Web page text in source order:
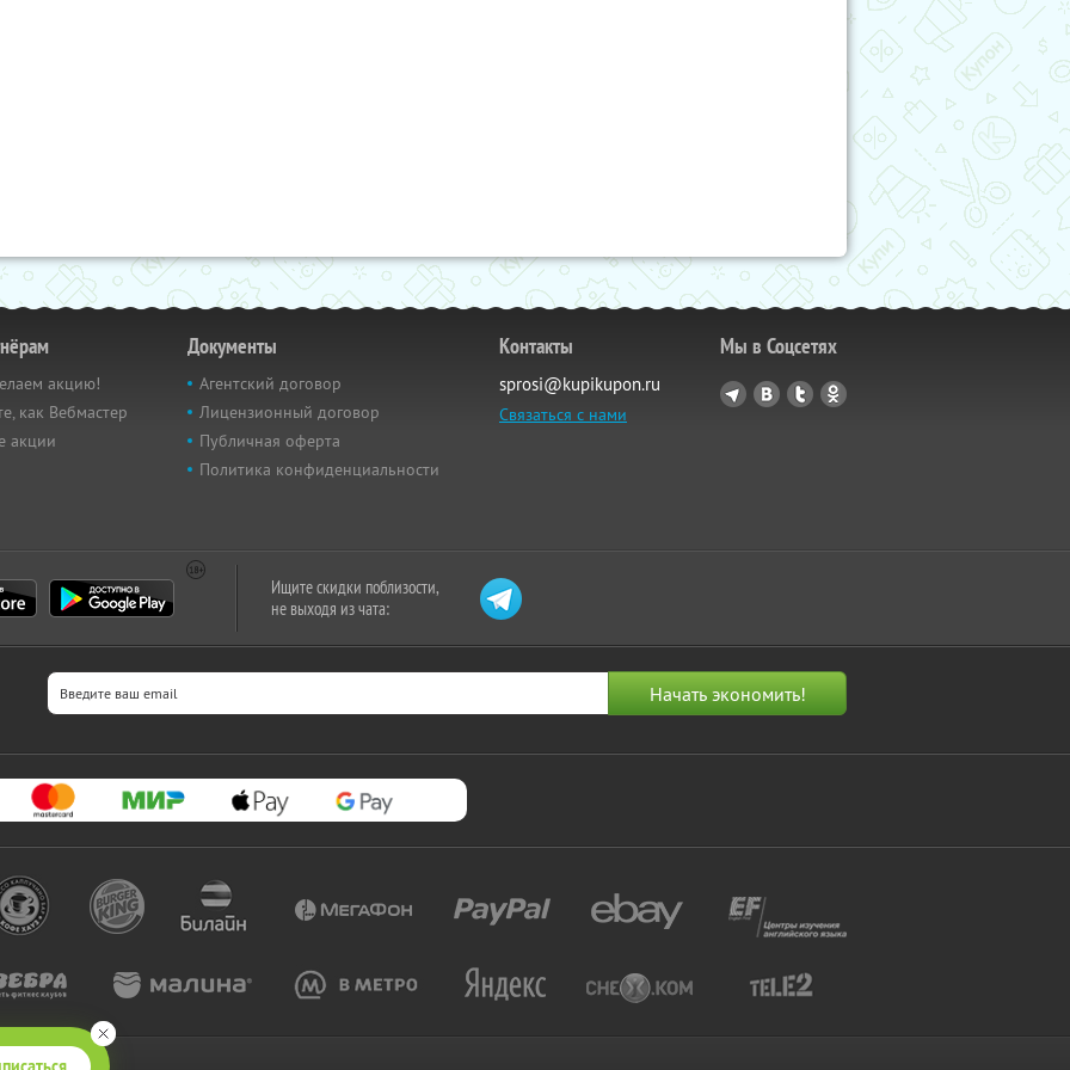
акцию!
как Вебмастер
акции
Документы
Агентский договор
Лицензионный договор
Публичная оферта
Политика конфиденциальности
Контакты
sprosi@kupikupon.ru
Связаться с нами
Мы в Соцсетях
Ищите скидки поблизости,
не выходя из чата: